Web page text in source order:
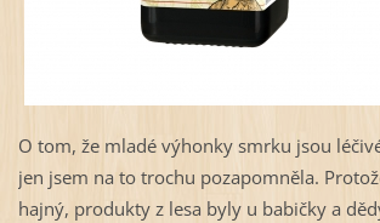
O tom, že mladé výhonky smrku jsou
jen jsem na to trochu pozapomněla.
hajný, produkty z lesa byly u babičky a